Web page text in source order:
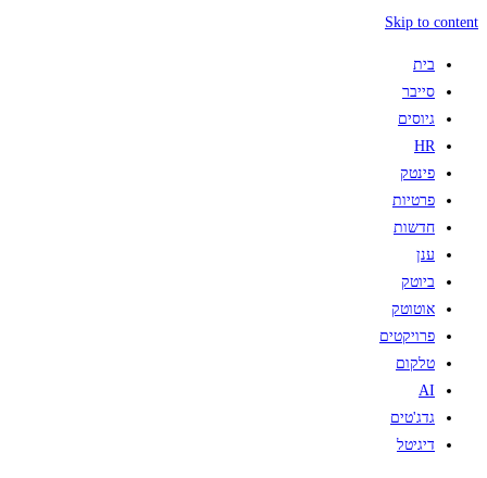
Skip to content
בית
סייבר
גיוסים
HR
פינטק
פרטיות
חדשות
ענן
ביוטק
אוטוטק
פרויקטים
טלקום
AI
גדג'טים
דיגיטל